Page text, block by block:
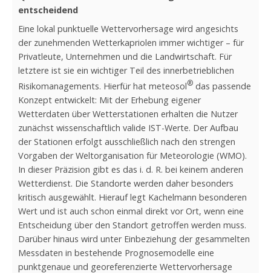
entscheidend
Eine lokal punktuelle Wettervorhersage wird angesichts
der zunehmenden Wetterkapriolen immer wichtiger – für
Privatleute, Unternehmen und die Landwirtschaft. Für
letztere ist sie ein wichtiger Teil des innerbetrieblichen
Risikomanagements. Hierfür hat meteosol® das passende
Konzept entwickelt: Mit der Erhebung eigener
Wetterdaten über Wetterstationen erhalten die Nutzer
zunächst wissenschaftlich valide IST-Werte. Der Aufbau
der Stationen erfolgt ausschließlich nach den strengen
Vorgaben der Weltorganisation für Meteorologie (WMO).
In dieser Präzision gibt es das i. d. R. bei keinem anderen
Wetterdienst. Die Standorte werden daher besonders
kritisch ausgewählt. Hierauf legt Kachelmann besonderen
Wert und ist auch schon einmal direkt vor Ort, wenn eine
Entscheidung über den Standort getroffen werden muss.
Darüber hinaus wird unter Einbeziehung der gesammelten
Messdaten in bestehende Prognosemodelle eine
punktgenaue und georeferenzierte Wettervorhersage